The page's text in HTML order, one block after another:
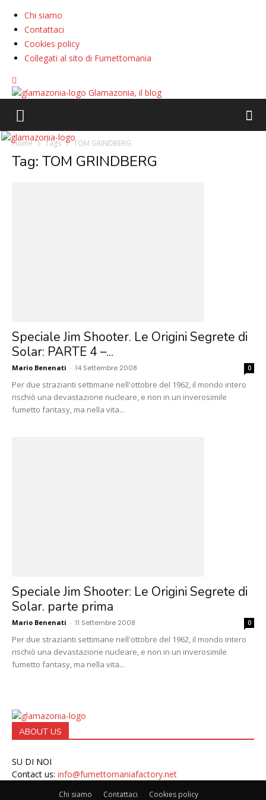
Chi siamo
Contattaci
Cookies policy
Collegati al sito di Fumettomania
Glamazonia, il blog
Home Tags TOM GRINDBERG
Tag: TOM GRINDBERG
Speciale Jim Shooter. Le Origini Segrete di
Solar: PARTE 4 –...
Mario Benenati - 14 Settembre 2008 0
Per due strazianti settimane nell'ottobre del 1962, il mondo intero
rischiò una devastazione nucleare, e non in un inverosimile
fumetto fantasy, ma nella vita...
Speciale Jim Shooter: Le Origini Segrete di
Solar. parte prima
Mario Benenati - 11 Settembre 2008 0
Per due strazianti settimane nell'ottobre del 1962, il mondo intero
rischiò una devastazione nucleare, e non in un inverosimile
fumetto fantasy, ma nella vita...
ABOUT US
SU DI NOI
Contact us: info@fumettomaniafactory.net
Chi siamo Contattaci Cookies policy